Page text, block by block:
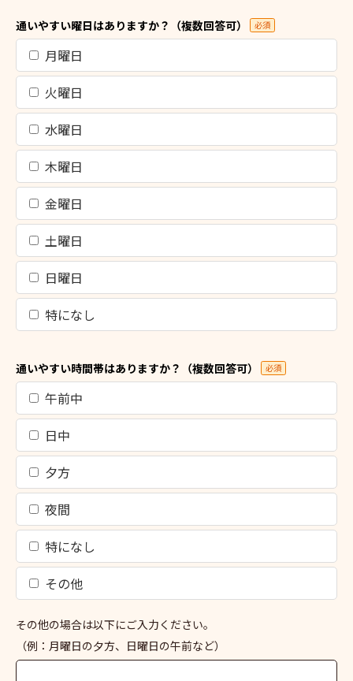
通いやすい曜日はありますか？（複数回答可） 必須
月曜日
火曜日
水曜日
木曜日
金曜日
土曜日
日曜日
特になし
通いやすい時間帯はありますか？（複数回答可） 必須
午前中
日中
夕方
夜間
特になし
その他
その他の場合は以下にご入力ください。
（例：月曜日の夕方、日曜日の午前など）